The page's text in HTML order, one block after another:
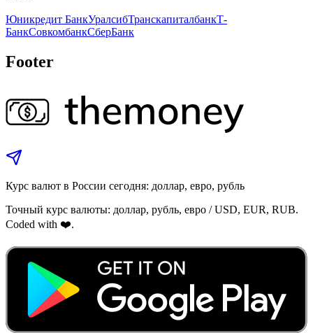
Юникредит БанкУралсибТранскапиталбанкТ-
БанкСовкомбанкСберБанк
Footer
Курс валют в России сегодня: доллар, евро, рубль
Точный курс валюты: доллар, рубль, евро / USD, EUR, RUB.
Coded with ❤️.